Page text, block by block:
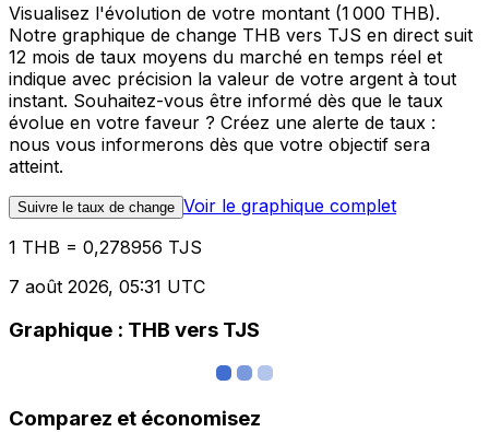
Visualisez l'évolution de votre montant (1 000 THB).
Notre graphique de change THB vers TJS en direct suit
12 mois de taux moyens du marché en temps réel et
indique avec précision la valeur de votre argent à tout
instant. Souhaitez-vous être informé dès que le taux
évolue en votre faveur ? Créez une alerte de taux :
nous vous informerons dès que votre objectif sera
atteint.
Suivre le taux de change Voir le graphique complet
1 THB = 0,278956 TJS
7 août 2026, 05:31 UTC
Graphique : THB vers TJS
Comparez et économisez